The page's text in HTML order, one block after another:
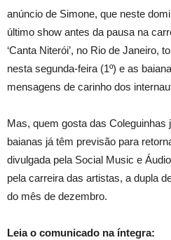
anúncio de Simone, que neste
último show antes da pausa na
‘Canta Niterói’, no Rio de Janeiro,
nesta segunda-feira (1º) e as
mensagens de carinho dos
Mas, quem gosta das Coleguinhas
baianas já têm previsão para
divulgada pela Social Music e
pela carreira das artistas, a dupla
do mês de dezembro.
Leia o comunicado na íntegra: